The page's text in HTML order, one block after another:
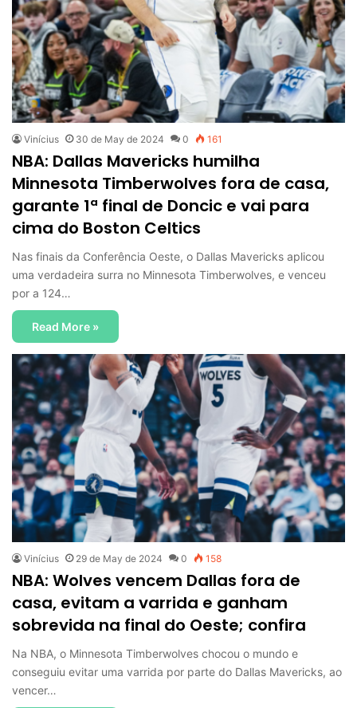
Vinícius 30 de May de 2024 0 161
NBA: Dallas Mavericks humilha
Minnesota Timberwolves fora de casa,
garante 1ª final de Doncic e vai para
cima do Boston Celtics
Nas finais da Conferência Oeste, o Dallas Mavericks aplicou
uma verdadeira surra no Minnesota Timberwolves, e venceu
por a 124…
Read More »
Vinícius 29 de May de 2024 0 158
NBA: Wolves vencem Dallas fora de
casa, evitam a varrida e ganham
sobrevida na final do Oeste; confira
Na NBA, o Minnesota Timberwolves chocou o mundo e
conseguiu evitar uma varrida por parte do Dallas Mavericks, ao
vencer…